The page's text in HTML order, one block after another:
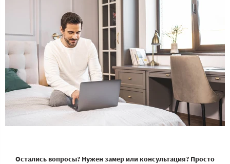
Остались вопросы? Нужен замер или консультация? Просто